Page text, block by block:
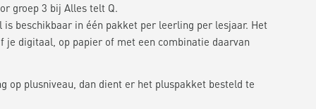
groep 3 bij Alles telt Q.
beschikbaar in één pakket per leerling per lesjaar. Het
je digitaal, op papier of met een combinatie daarvan
op plusniveau, dan dient er het pluspakket besteld te